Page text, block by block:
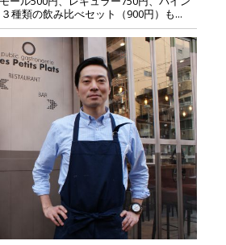
種類の飲み比べセット（900円）も...